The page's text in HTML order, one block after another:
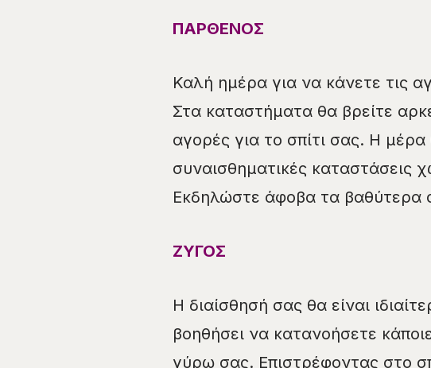
ΠΑΡΘΕΝΟΣ
Καλή ημέρα για να κάνετε τις
Στα καταστήματα θα βρείτε
αγορές για το σπίτι σας. Η
συναισθηματικές καταστάσεις
Εκδηλώστε άφοβα τα βαθύτερα
ΖΥΓΟΣ
Η διαίσθησή σας θα είναι
βοηθήσει να κατανοήσετε
γύρω σας. Επιστρέφοντας στο